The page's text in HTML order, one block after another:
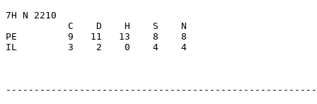
7H N 2210
           C    D    H    S    N
PE         9   11   13    8    8
IL         3    2    0    4    4